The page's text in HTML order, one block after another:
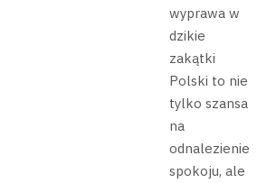
wyprawa w
dzikie
zakątki
Polski to nie
tylko szansa
na
odnalezienie
spokoju, ale